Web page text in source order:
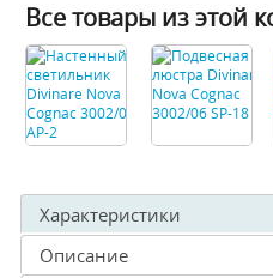
Все товары из этой
Характеристики
Описание